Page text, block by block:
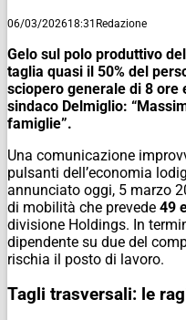
06/03/202618:31 Redazione
Gelo sul polo produttivo
taglia quasi il 50% del
sciopero generale di 8 ore
sindaco Delmiglio:
famiglie”.
Una comunicazione
pulsanti dell’economia
annunciato oggi, 5 marzo
di mobilità che prevede 49
divisione Holdings. In
dipendente su due del
rischia il posto di lavoro.
Tagli trasversali: le